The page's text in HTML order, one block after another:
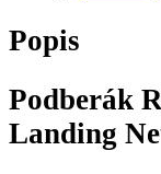
Popis
Podberák
Landing